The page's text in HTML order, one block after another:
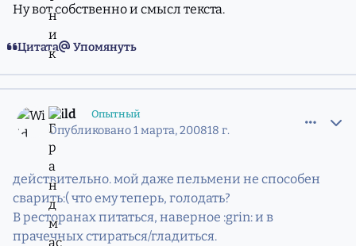
Ну вот собственно и смысл текста.
Цитата Упомянуть
Wild Опытный
Опубликовано1 марта, 200818 г.
действительно. мой даже пельмени не способен
сварить:( что ему теперь, голодать?
В ресторанах питаться, наверное :grin: и в
прачечных стираться/гладиться.